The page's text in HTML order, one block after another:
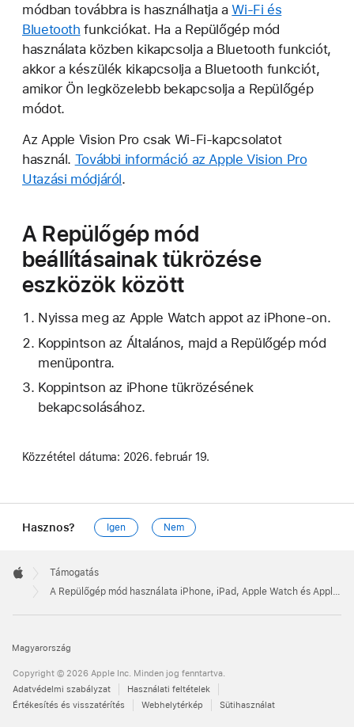
módban továbbra is használhatja aWi-Fi és
Bluetooth funkciókat. Ha a Repülőgép mód
használata közben kikapcsolja a Bluetooth funkciót,
akkor a készülék kikapcsolja a Bluetooth funkciót,
amikor Ön legközelebb bekapcsolja a Repülőgép
módot.
Az Apple Vision Pro csak Wi-Fi-kapcsolatot
használ. További információ az Apple Vision Pro
Utazási módjáról.
A Repülőgép mód
beállításainak tükrözése
eszközök között
Nyissa meg az Apple Watch appot az iPhone-on.
Koppintson az Általános, majd a Repülőgép mód
menüpontra.
Koppintson az iPhone tükrözésének
bekapcsolásához.
Közzététel dátuma: 2026. február 19.
Hasznos? Igen Nem
Footer

Apple
Támogatás
A Repülőgép mód használata iPhone, iPad, Apple Watch és Apple Vision Pro készüléken
Magyarország
Copyright © 2026 Apple Inc. Minden jog fenntartva.
Adatvédelmi szabályzat
Használati feltételek
Értékesítés és visszatérítés
Webhelytérkép Sütihasználat